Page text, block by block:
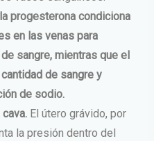
la progesterona condiciona
en las venas para
sangre, mientras que el
de sangre y
de sodio.
El útero grávido, por
la presión dentro del